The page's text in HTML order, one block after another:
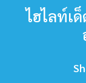
ร้านอาหาร
เคล็ดลับก้นครัว
ไฮไลท์เ